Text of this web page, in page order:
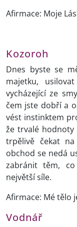
Afirmace: Moje
Kozoroh
Dnes byste se
majetku,
vycházející ze
čem jste dobří a
vést instinktem
že trvalé
trpělivě čekat
obchod se nedá
zabránit těm,
největší síle.
Afirmace: Mé tělo
Vodnář